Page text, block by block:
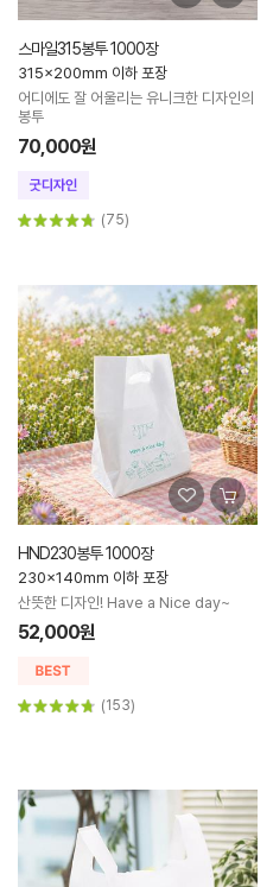
스마일315봉투 1000장
315x200mm 이하 포장
어디에도 잘 어울리는 유니크한 디자인의
봉투
70,000원
(75)
HND230봉투 1000장
230x140mm 이하 포장
산뜻한 디자인! Have a Nice day~
52,000원
(153)